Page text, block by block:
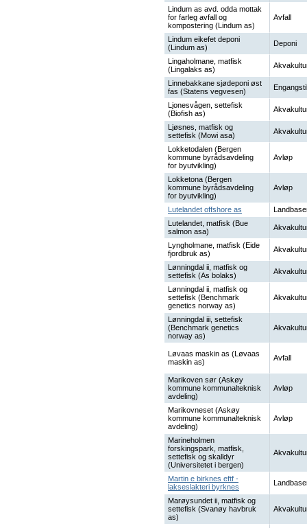
Lindum as avd. odda mottak
for farleg avfall og
kompostering (Lindum as)
Avfall
Lindum eikefet deponi
(Lindum as)
Deponi
Lingaholmane, matfisk
(Lingalaks as)
Linnebakkane sjødeponi øst
fas (Statens vegvesen)
Ljonesvågen, settefisk
(Biofish as)
Ljøsnes, matfisk og
settefisk (Mowi asa)
Lokketodalen (Bergen
kommune byrådsavdeling
for byutvikling)
Avløp
Lokketona (Bergen
kommune byrådsavdeling
for byutvikling)
Avløp
Lutelandet offshore as
Lutelandet, matfisk (Bue
salmon asa)
Lyngholmane, matfisk (Eide
fjordbruk as)
Lønningdal ii, matfisk og
settefisk (As bolaks)
Lønningdal ii, matfisk og
settefisk (Benchmark
genetics norway as)
Lønningdal iii, settefisk
(Benchmark genetics
norway as)
Løvaas maskin as (Løvaas
maskin as)
Avfall
Marikoven sør (Askøy
kommune kommunalteknisk
avdeling)
Avløp
Marikovneset (Askøy
kommune kommunalteknisk
avdeling)
Avløp
Marineholmen
forskingspark, matfisk,
settefisk og skalldyr
(Universitetet i bergen)
Martin e birknes eftf -
lakseslakteri byrknes
Marøysundet ii, matfisk og
settefisk (Svanøy havbruk
as)